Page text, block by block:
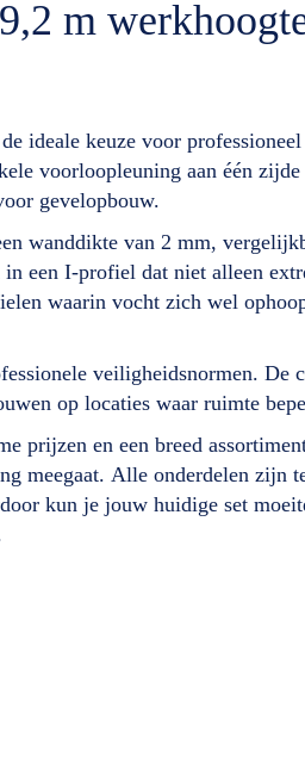
m
ideale keuze voor
voorloopleuning aan één
gevelopbouw.
wanddikte van 2 mm,
een I-profiel dat niet alleen
waarin vocht zich wel
veiligheidsnormen. De
op locaties waar ruimte
prijzen en een breed
meegaat. Alle onderdelen zijn
kun je jouw huidige set